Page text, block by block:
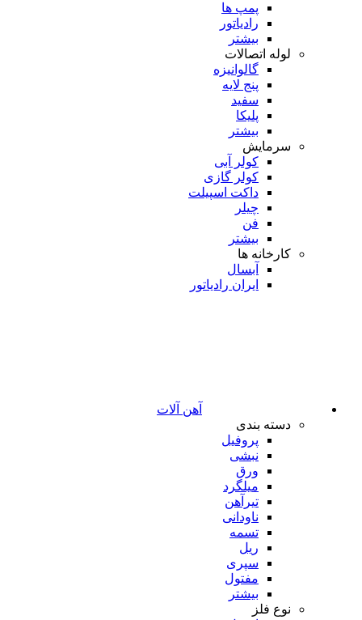
پمپ ها
رادیاتور
بیشتر
لوله اتصالات
گالوانیزه
پنج لایه
سفید
پلیکا
بیشتر
سرمایش
کولر آبی
کولر گازی
داکت اسپیلت
چیلر
فن
بیشتر
کارخانه ها
آبسال
ایران رادیاتور
آهن آلات
دسته بندی
پروفیل
نبشی
ورق
میلگرد
تیرآهن
ناودانی
تسمه
ریل
سپری
مفتول
بیشتر
نوع فلز